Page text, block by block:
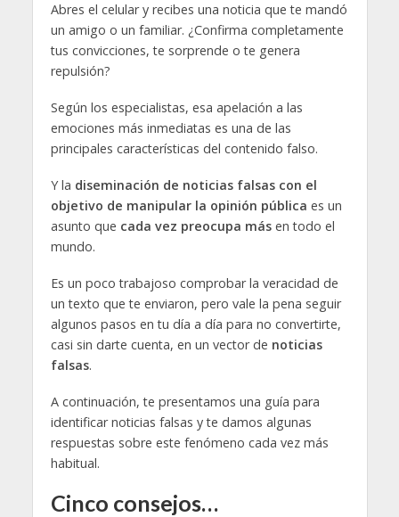
Abres el celular y recibes una noticia que te mandó
un amigo o un familiar. ¿Confirma completamente
tus convicciones, te sorprende o te genera
repulsión?
Según los especialistas, esa apelación a las
emociones más inmediatas es una de las
principales características del contenido falso.
Y la diseminación de noticias falsas con el
objetivo de manipular la opinión pública es un
asunto que cada vez preocupa másen todo el
mundo.
Es un poco trabajoso comprobar la veracidad de
un texto que te enviaron, pero vale la pena seguir
algunos pasos en tu día a día para no convertirte,
casi sin darte cuenta, en un vector de noticias
falsas.
A continuación, te presentamos una guía para
identificar noticias falsas y te damos algunas
respuestas sobre este fenómeno cada vez más
habitual.
Cinco consejos…